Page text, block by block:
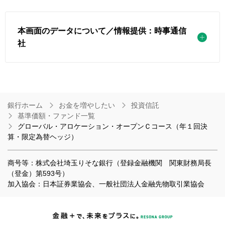
本画面のデータについて／情報提供：時事通信
社
銀行ホーム お金を増やしたい
投資信託
基準価額・ファンド一覧
グローバル・アロケーション・オープンＣコース（年１回決
算・限定為替ヘッジ）
商号等：株式会社埼玉りそな銀行（登録金融機関 関東財務局長
（登金）第593号）
加入協会：日本証券業協会、一般社団法人金融先物取引業協会